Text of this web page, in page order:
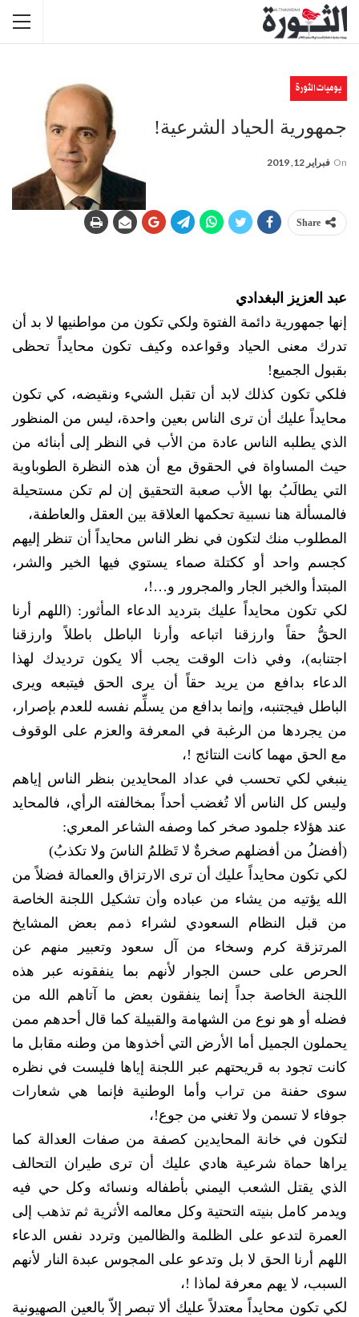
يوميات الثورة
جمهورية الحياد الشرعية!
On فبراير 12, 2019
Share
عبد العزيز البغدادي
إنها جمهورية دائمة الفتوة ولكي تكون من مواطنيها لا بد أن
تدرك معنى الحياد وقواعده وكيف تكون محايداً تحظى
بقبول الجميع!
فلكي تكون كذلك لابد أن تقبل الشيء ونقيضه، كي تكون
محايداً عليك أن ترى الناس بعين واحدة، ليس من المنظور
الذي يطلبه الناس عادة من الأب في النظر إلى أبنائه من
حيث المساواة في الحقوق مع أن هذه النظرة الطوباوية
التي يطالَبُ بها الأب صعبة التحقيق إن لم تكن مستحيلة
فالمسألة هنا نسبية تحكمها العلاقة بين العقل والعاطفة،
المطلوب منك لتكون في نظر الناس محايداً أن تنظر إليهم
كجسم واحد أو ككتلة صماء يستوي فيها الخير والشر،
المبتدأ والخبر الجار والمجرور و…!،
لكي تكون محايداً عليك بترديد الدعاء المأثور: (اللهم أرنا
الحقُّ حقاً وارزقنا اتباعه وأرنا الباطل باطلاً وارزقنا
اجتنابه)، وفي ذات الوقت يجب ألا يكون ترديدك لهذا
الدعاء بدافع من يريد حقاً أن يرى الحق فيتبعه ويرى
الباطل فيجتنبه، وإنما بدافع من يسلِّم نفسه للعدم بإصرار،
من يجردها من الرغبة في المعرفة والعزم على الوقوف
مع الحق مهما كانت النتائج !،
ينبغي لكي تحسب في عداد المحايدين بنظر الناس إياهم
وليس كل الناس ألا تُغضب أحداً بمخالفته الرأي، فالمحايد
عند هؤلاء جلمود صخر كما وصفه الشاعر المعري:
(أفضلُ من أفضلهم صخرةٌ لا تَظلمُ الناسَ ولا تكذبُ)
لكي تكون محايداً عليك أن ترى الارتزاق والعمالة فضلاً من
الله يؤتيه من يشاء من عباده وأن تشكيل اللجنة الخاصة
من قبل النظام السعودي لشراء ذمم بعض المشايخ
المرتزقة كرم وسخاء من آل سعود وتعبير منهم عن
الحرص على حسن الجوار لأنهم بما ينفقونه عبر هذه
اللجنة الخاصة جداً إنما ينفقون بعض ما آتاهم الله من
فضله أو هو نوع من الشهامة والقبيلة كما قال أحدهم ممن
يحملون الجميل أما الأرض التي أخذوها من وطنه مقابل ما
كانت تجود به قريحتهم عبر اللجنة إياها فليست في نظره
سوى حفنة من تراب وأما الوطنية فإنما هي شعارات
جوفاء لا تسمن ولا تغني من جوع!،
لتكون في خانة المحايدين كصفة من صفات العدالة كما
يراها حماة شرعية هادي عليك أن ترى طيران التحالف
الذي يقتل الشعب اليمني بأطفاله ونسائه وكل حي فيه
ويدمر كامل بنيته التحتية وكل معالمه الأثرية ثم تذهب إلى
العمرة لتدعو على الظلمة والظالمين وتردد نفس الدعاء
اللهم أرنا الحق لا بل وتدعو على المجوس عبدة النار لأنهم
السبب، لا يهم معرفة لماذا !،
لكي تكون محايداً معتدلاً عليك ألا تبصر إلاّ بالعين الصهيونية